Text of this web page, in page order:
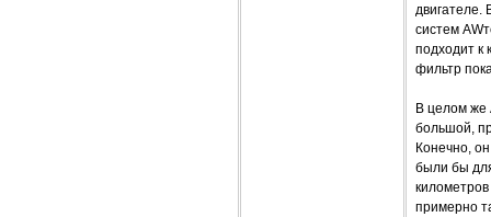
двигателе.
систем
подходит к
фильтр
В целом же
большой,
Конечно,
были бы
примерно